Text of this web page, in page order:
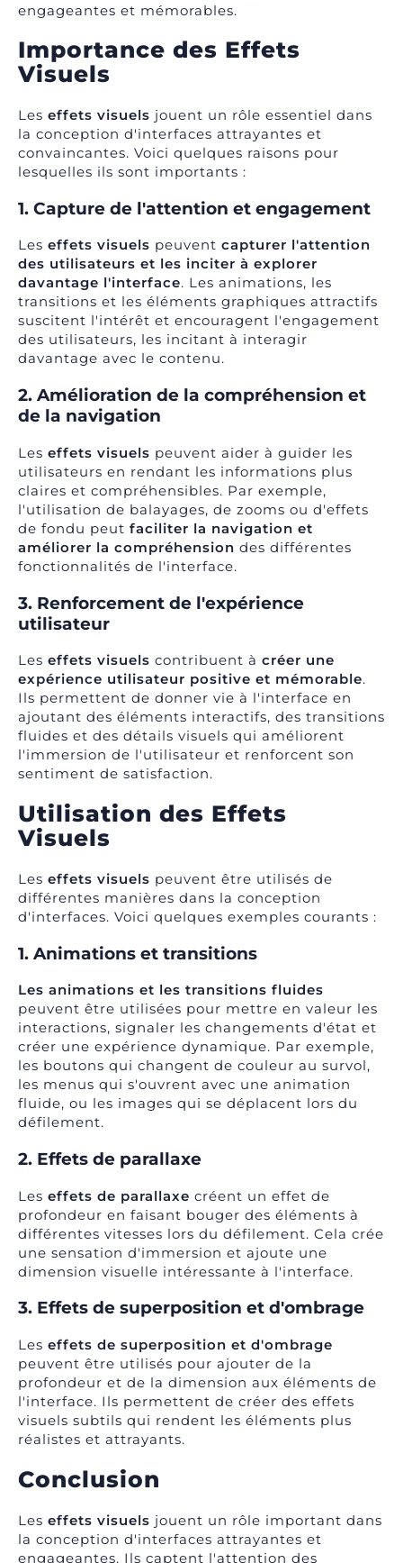
engageantes et mémorables.
Importance des Effets
Visuels
Les effets visuels jouent un rôle essentiel dans
la conception d'interfaces attrayantes et
convaincantes. Voici quelques raisons pour
lesquelles ils sont importants :
1. Capture de l'attention et engagement
Les effets visuels peuvent capturer l'attention
des utilisateurs et les inciter à explorer
davantage l'interface. Les animations, les
transitions et les éléments graphiques attractifs
suscitent l'intérêt et encouragent l'engagement
des utilisateurs, les incitant à interagir
davantage avec le contenu.
2. Amélioration de la compréhension et
de la navigation
Les effets visuels peuvent aider à guider les
utilisateurs en rendant les informations plus
claires et compréhensibles. Par exemple,
l'utilisation de balayages, de zooms ou d'effets
de fondu peut faciliter la navigation et
améliorer la compréhension des différentes
fonctionnalités de l'interface.
3. Renforcement de l'expérience
utilisateur
Les effets visuels contribuent à créer une
expérience utilisateur positive et mémorable.
Ils permettent de donner vie à l'interface en
ajoutant des éléments interactifs, des transitions
fluides et des détails visuels qui améliorent
l'immersion de l'utilisateur et renforcent son
sentiment de satisfaction.
Utilisation des Effets
Visuels
Les effets visuels peuvent être utilisés de
différentes manières dans la conception
d'interfaces. Voici quelques exemples courants :
1. Animations et transitions
Les animations et les transitions fluides
peuvent être utilisées pour mettre en valeur les
interactions, signaler les changements d'état et
créer une expérience dynamique. Par exemple,
les boutons qui changent de couleur au survol,
les menus qui s'ouvrent avec une animation
fluide, ou les images qui se déplacent lors du
défilement.
2. Effets de parallaxe
Les effets de parallaxe créent un effet de
profondeur en faisant bouger des éléments à
différentes vitesses lors du défilement. Cela crée
une sensation d'immersion et ajoute une
dimension visuelle intéressante à l'interface.
3. Effets de superposition et d'ombrage
Les effets de superposition et d'ombrage
peuvent être utilisés pour ajouter de la
profondeur et de la dimension aux éléments de
l'interface. Ils permettent de créer des effets
visuels subtils qui rendent les éléments plus
réalistes et attrayants.
Conclusion
Les effets visuels jouent un rôle important dans
la conception d'interfaces attrayantes et
engageantes. Ils captent l'attention des